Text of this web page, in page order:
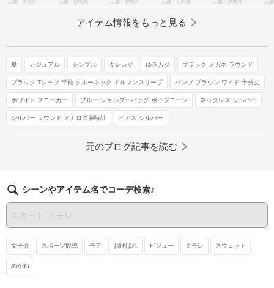
三越・伊勢丹 三越・伊勢丹 三越・伊勢丹 三越・伊勢丹 三越・伊勢丹 三
アイテム情報をもっと見る
夏 カジュアル シンプル キレカジ ゆるカジ ブラック メガネ ラウンド
ブラック Tシャツ 半袖 クルーネック ドルマンスリーブ パンツ ブラウン ワイド 十分丈
ホワイト スニーカー ブルー ショルダーバッグ ポップコーン ネックレス シルバー
シルバー ラウンド アナログ腕時計 ピアス シルバー
元のブログ記事を読む
シーンやアイテム名でコーデ検索♪
女子会 スポーツ観戦 モテ お呼ばれ ビジュー ミモレ スウェット
めがね